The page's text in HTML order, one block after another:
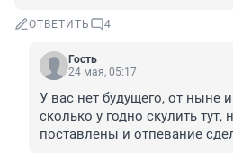
ОТВЕТИТЬ 4
Гость
24 мая, 05:17
У вас нет будущего, от ныне
сколько у годно скулить тут,
поставлены и отпевание